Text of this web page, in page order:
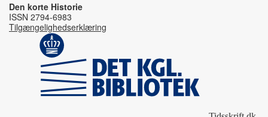
Den korte Historie
ISSN 2794-6983
Tilgængelighedserklæring